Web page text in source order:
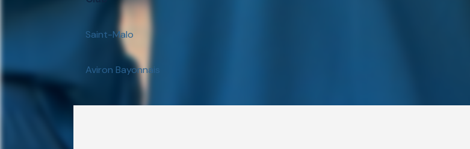
Saint-Malo
Aviron Bayonnais